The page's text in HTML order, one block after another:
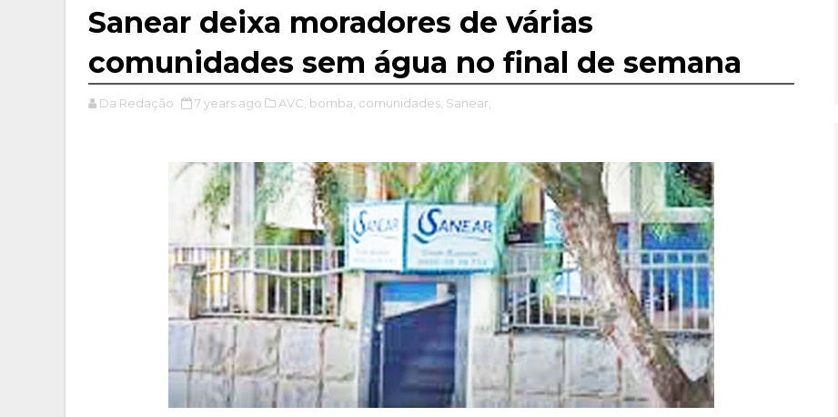
Sanear deixa moradores de várias
comunidades sem água no final de semana
Da Redação 7 years ago AVC, bomba, comunidades, Sanear,